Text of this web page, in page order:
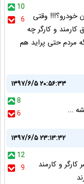
10
6
خودرو؟!!! وقتی
۱۲ تومن، حقوق کارمند و کارگر چه
مردم حتی پراید هم
۱۳۹۷/۶/۵ ۲۰:۵۶:۳۳
8
6
۱۳۹۷/۶/۵ ۲۳:۱۳:۳۲
12
9
و کارمند